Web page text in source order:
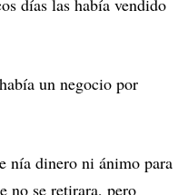
días las había vendido
un negocio por
nía dinero ni ánimo para
no se retirara, pero